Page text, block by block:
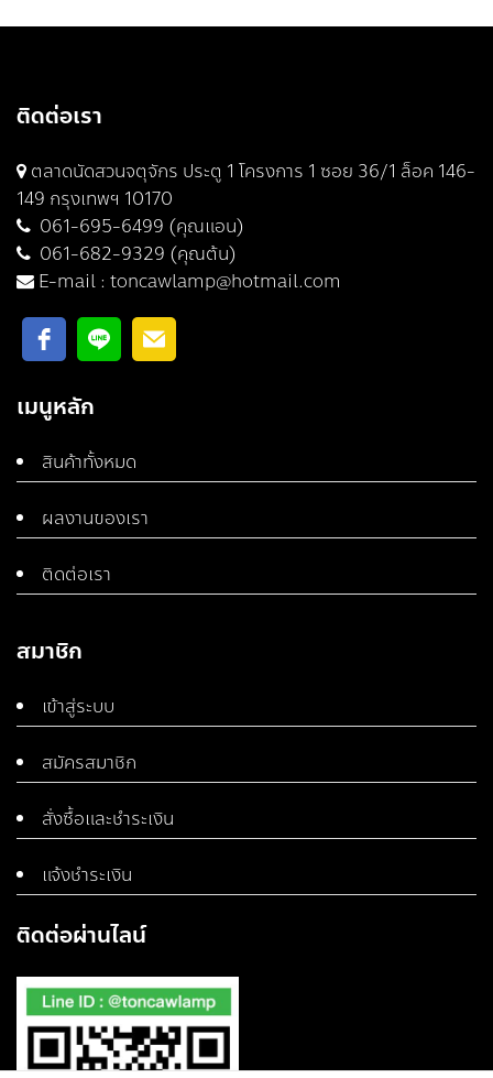
ติดต่อเรา
ตลาดนัดสวนจตุจักร ประตู 1 โครงการ 1 ซอย 36/1 ล็อค 146-
149 กรุงเทพฯ 10170
061-695-6499 (คุณแอน)
061-682-9329 (คุณต้น)
E-mail : toncawlamp@hotmail.com
เมนูหลัก
สินค้าทั้งหมด
ผลงานของเรา
ติดต่อเรา
สมาชิก
เข้าสู่ระบบ
สมัครสมาชิก
สั่งซื้อและชำระเงิน
แจ้งชำระเงิน
ติดต่อผ่านไลน์